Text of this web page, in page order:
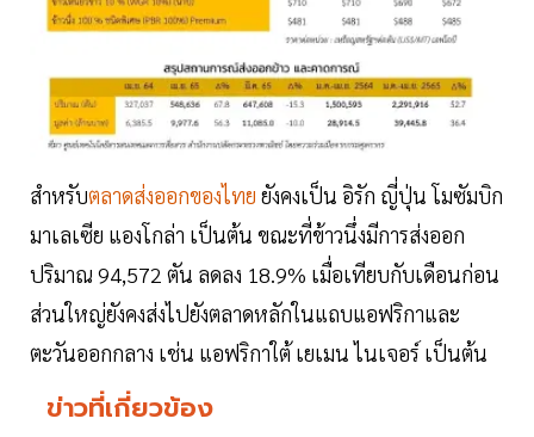
สำหรับตลาดส่งออกของไทย ยังคงเป็น อิรัก ญี่ปุ่น โมซัมบิก
มาเลเซีย แองโกล่า เป็นต้น ขณะที่ข้าวนึ่งมีการส่งออก
ปริมาณ 94,572 ตัน ลดลง 18.9% เมื่อเทียบกับเดือนก่อน
ส่วนใหญ่ยังคงส่งไปยังตลาดหลักในแถบแอฟริกาและ
ตะวันออกกลาง เช่น แอฟริกาใต้ เยเมน ไนเจอร์ เป็นต้น
ข่าวที่เกี่ยวข้อง